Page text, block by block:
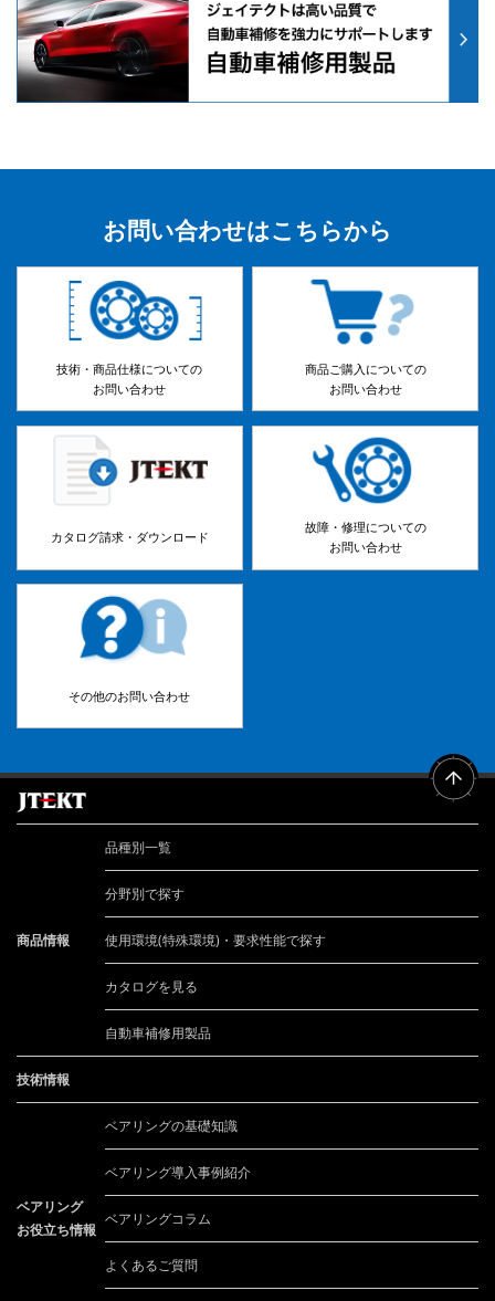
お問い合わせはこちらから
技術・商品仕様についての
お問い合わせ
商品ご購入についての
お問い合わせ
カタログ請求・ダウンロード
故障・修理についての
お問い合わせ
その他のお問い合わせ
商品情報
品種別一覧
分野別で探す
使用環境(特殊環境)・要求性能で探す
カタログを見る
自動車補修用製品
技術情報
ベアリング
お役立ち情報
ベアリングの基礎知識
ベアリング導入事例紹介
ベアリングコラム
よくあるご質問